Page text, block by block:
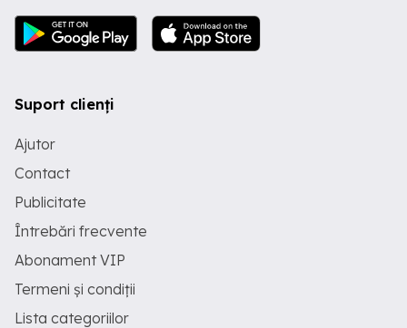
Suport clienți
Ajutor
Contact
Publicitate
Întrebări frecvente
Abonament VIP
Termeni și condiții
Lista categoriilor